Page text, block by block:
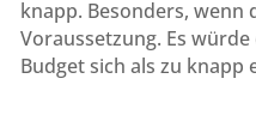
knapp. Besonders, wenn
Voraussetzung. Es
Budget sich als zu knapp